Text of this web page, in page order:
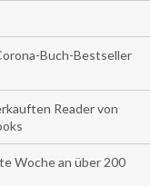
Buch-Bestseller
Reader von
Woche an über 200